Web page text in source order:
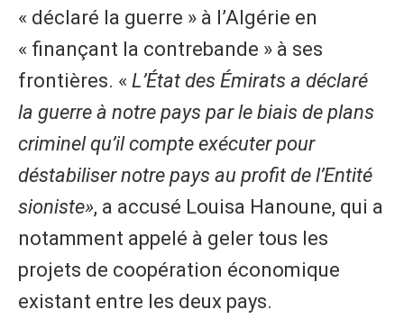
« déclaré la guerre » à l’Algérie en
« finançant la contrebande » à ses
frontières. « L’État des Émirats a déclaré
la guerre à notre pays par le biais de plans
criminel qu’il compte exécuter pour
déstabiliser notre pays au profit de l’Entité
sioniste», a accusé Louisa Hanoune, qui a
notamment appelé à geler tous les
projets de coopération économique
existant entre les deux pays.